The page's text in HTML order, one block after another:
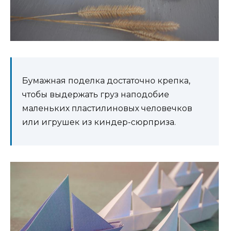
Бумажная поделка достаточно крепка,
чтобы выдержать груз наподобие
маленьких пластилиновых человечков
или игрушек из киндер-сюрприза.